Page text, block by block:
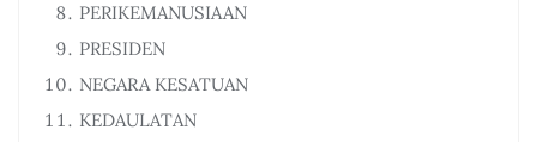
PERIKEMANUSIAAN
PRESIDEN
NEGARA KESATUAN
KEDAULATAN